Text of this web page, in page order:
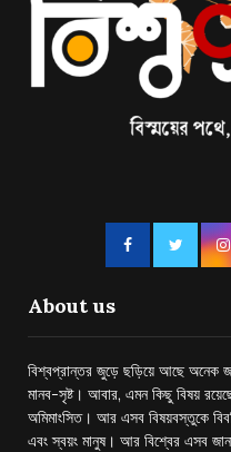
About us
বিশ্বপ্রান্তর জুড়ে ছড়িয়ে আছে অনেক
মানব-সৃষ্ট। আবার, এমন কিছু বিষয়
অমিমাংসিত। আর এসব বিষয়বস্তুকে
এবং স্বয়ং মানুষ। আর বিশ্বের এসব